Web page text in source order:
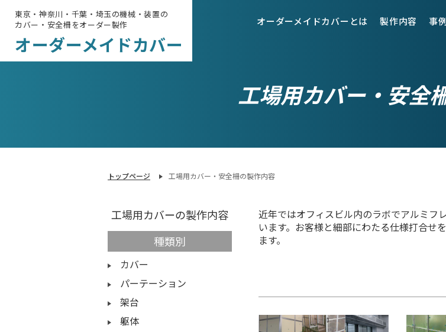
東京・神奈川・千葉・埼玉の機械・装置の
カバー・安全柵をオーダー製作
オーダーメイドカバー
オーダーメイドカバーとは 製作内容 事
工場用カバー・安全
トップページ 工場用カバー・安全柵の製作内容
工場用カバーの製作内容
種類別
カバー
パーテーション
架台
躯体
近年ではオフィスビル内のラボでアルミフ
います。お客様と細部にわたる仕様打合せ
ます。